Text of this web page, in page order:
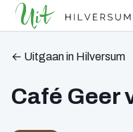
← Uitgaan in Hilversum
Café Geer